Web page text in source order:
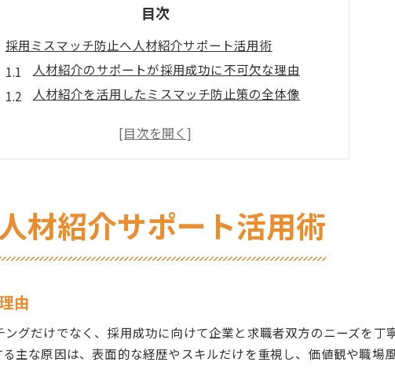
目次
採用ミスマッチ防止へ人材紹介サポート活用術
人材紹介のサポートが採用成功に不可欠な理由
人材紹介を活用したミスマッチ防止策の全体像
人材紹介営業の実態と信頼できる活用法とは
人材紹介で押さえるべき見極め基準とは何か
絶対に採用してはいけない人材の特徴と対応策
人材紹介会社おすすめの選び方とその理由
人材紹介サポートで掴む採用成功の道
人材紹介のサポートが採用成功率を高める理由
材紹介サポート活用術
由
グだけでなく、採用成功に向けて企業と求職者双方のニーズを丁
主な原因は、表面的な経歴やスキルだけを重視し、価値観や職場